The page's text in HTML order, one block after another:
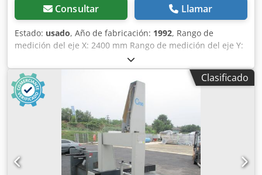
Consultar Llamar
Estado: usado, Año de fabricación: 1992, Rango de
medición del eje X: 2400 mm Rango de medición del eje Y:
1200 mm Rango de medición del eje Z: 1500 mm Dodpfjg
Er Nljx Al Rjck Peso de la máquina: aproximadamente 9,00
toneladas
Clasificado